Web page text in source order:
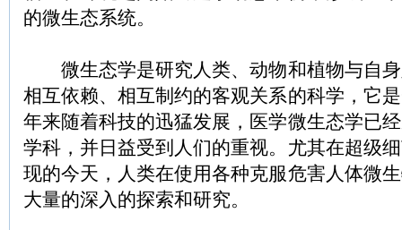
的微生态系统。
微生态学是研究人类、动物和植物与自身
相互依赖、相互制约的客观关系的科学，它
年来随着科技的迅猛发展，医学微生态学已
学科，并日益受到人们的重视。尤其在超级
现的今天，人类在使用各种克服危害人体微
大量的深入的探索和研究。